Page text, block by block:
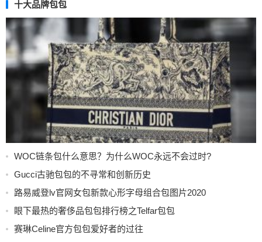
十大品牌包包
WOC链条包什么意思？为什么WOC永远不会过时?
Gucci古驰包包的不寻常和创新历史
路易威登lv官网女包新款心形字母组合包图片2020
眼下最热的奢侈品包包排行榜之Telfar包包
赛琳Celine官方包包爱好者的过往